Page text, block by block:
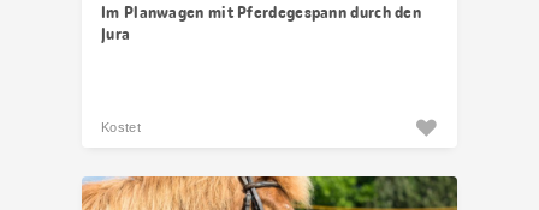
Im Planwagen mit Pferdegespann durch den
Jura
Kostet